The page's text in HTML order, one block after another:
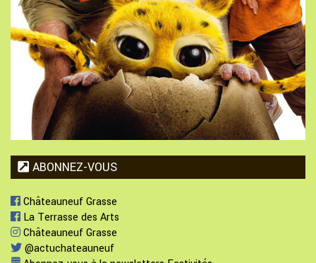
ABONNEZ-VOUS
Châteauneuf Grasse
La Terrasse des Arts
Châteauneuf Grasse
@actuchateauneuf